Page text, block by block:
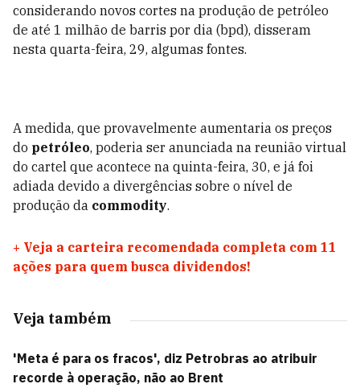
considerando novos cortes na produção de petróleo
de até 1 milhão de barris por dia (bpd), disseram
nesta quarta-feira, 29, algumas fontes.
A medida, que provavelmente aumentaria os preços
do petróleo, poderia ser anunciada na reunião virtual
do cartel que acontece na quinta-feira, 30, e já foi
adiada devido a divergências sobre o nível de
produção da commodity.
+ Veja a carteira recomendada completa com 11
ações para quem busca dividendos!
Veja também
'Meta é para os fracos', diz Petrobras ao atribuir
recorde à operação, não ao Brent